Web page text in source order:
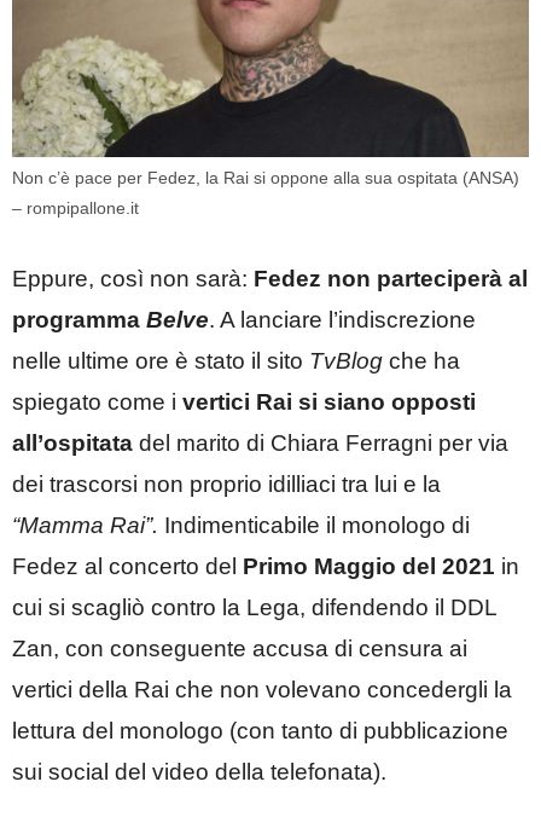
Non c’è pace per Fedez, la Rai si oppone alla sua ospitata (ANSA)
– rompipallone.it
Eppure, così non sarà: Fedez non parteciperà al
programma Belve. A lanciare l’indiscrezione
nelle ultime ore è stato il sito TvBlog che ha
spiegato come i vertici Rai si siano opposti
all’ospitata del marito di Chiara Ferragni per via
dei trascorsi non proprio idilliaci tra lui e la
“Mamma Rai”. Indimenticabile il monologo di
Fedez al concerto del Primo Maggio del 2021 in
cui si scagliò contro la Lega, difendendo il DDL
Zan, con conseguente accusa di censura ai
vertici della Rai che non volevano concedergli la
lettura del monologo (con tanto di pubblicazione
sui social del video della telefonata).